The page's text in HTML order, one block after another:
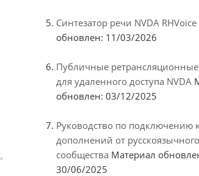
Синтезатор речи NVDA RHVoice
обновлен: 11/03/2026
Публичные ретрансляционные
для удаленного доступа NVDA
обновлен: 03/12/2025
Руководство по подключению
дополнений от русскоязычного
сообщества Материал
30/06/2025